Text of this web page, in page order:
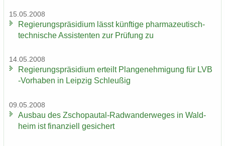
15.05.2008
Re­gie­rungs­prä­si­di­um lässt künf­ti­ge pharmazeutisch-​
technische As­sis­ten­ten zur Prü­fung zu
14.05.2008
Re­gie­rungs­prä­si­di­um er­teilt Plan­ge­neh­mi­gung für LVB
-​Vorhaben in Leip­zig Schleu­ßig
09.05.2008
Aus­bau des Zschopautal-​Radwanderweges in Wald­
heim ist fi­nan­zi­ell ge­si­chert